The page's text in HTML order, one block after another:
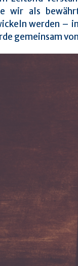
wir als
werden –
gemeinsam